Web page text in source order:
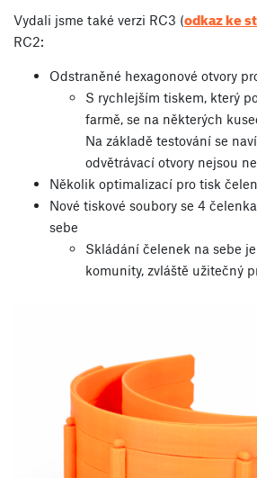
Vydali jsme také verzi RC3 (odkaz ke
RC2:
Odstraněné hexagonové otvory
S rychlejším tiskem, který
farmě, se na některých
Na základě testování se
odvětrávací otvory nejsou
Několik optimalizací pro tisk
Nové tiskové soubory se 4
sebe
Skládání čelenek na sebe
komunity, zvláště užitečný